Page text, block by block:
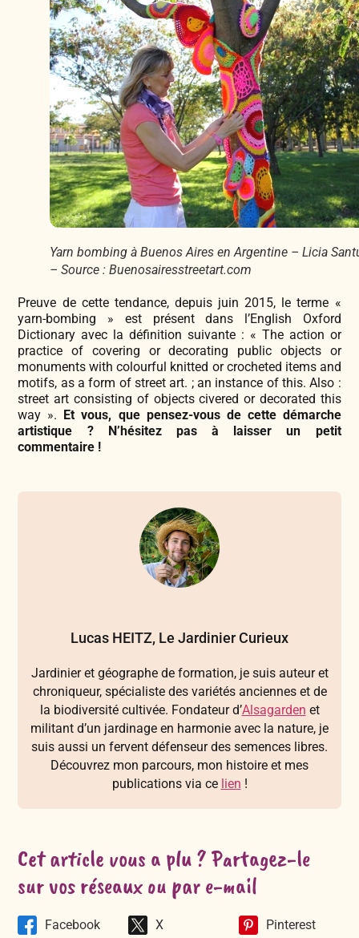
Yarn bombing à Buenos Aires en Argentine – Licia
– Source : Buenosairesstreetart.com
Preuve de cette tendance, depuis juin 2015, le terme «
yarn-bombing » est présent dans l’English Oxford
Dictionary avec la définition suivante : « The action or
practice of covering or decorating public objects or
monuments with colourful knitted or crocheted items and
motifs, as a form of street art. ; an instance of this. Also :
street art consisting of objects civered or decorated this
way ». Et vous, que pensez-vous de cette démarche
artistique ? N’hésitez pas à laisser un petit
commentaire !
Lucas HEITZ, Le Jardinier Curieux
Jardinier et géographe de formation, je suis auteur et
chroniqueur, spécialiste des variétés anciennes et de
la biodiversité cultivée. Fondateur d’Alsagarden et
militant d’un jardinage en harmonie avec la nature, je
suis aussi un fervent défenseur des semences libres.
Découvrez mon parcours, mon histoire et mes
publications via ce lien !
Cet article vous a plu ? Partagez-le
sur vos réseaux ou par e-mail
Facebook X Pinterest